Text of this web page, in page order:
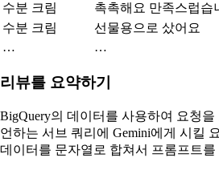
수분 크림
촉촉해요 만족스럽습
수분 크림
선물용으로 샀어요
…
…
리뷰를 요약하기
BigQuery의 데이터를 사용하여 요청
언하는 서브 쿼리에 Gemini에게 시킬
데이터를 문자열로 합쳐서 프롬프트